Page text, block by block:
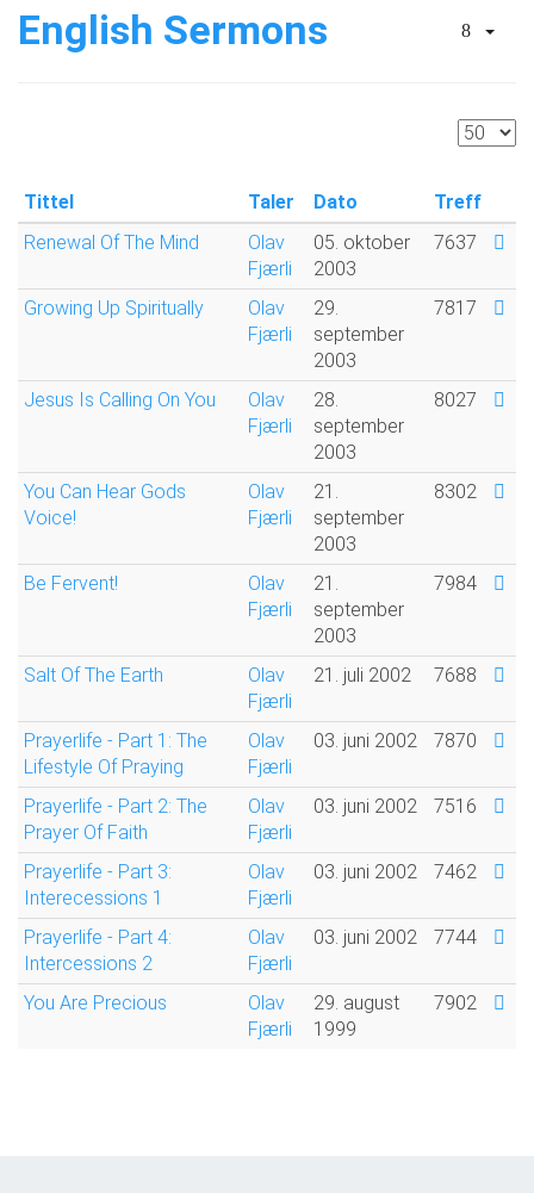
English Sermons
Vis
Tittel
Taler Dato
Treff
Renewal Of The Mind
Olav
Fjærli
05. oktober
2003
7637
Growing Up Spiritually
Olav
Fjærli
29.
september
2003
7817
Jesus Is Calling On You
Olav
Fjærli
28.
september
2003
8027
You Can Hear Gods
Voice!
Olav
Fjærli
21.
september
2003
8302
Be Fervent!
Olav
Fjærli
21.
september
2003
7984
Salt Of The Earth
Olav
Fjærli
21. juli 2002 7688
Prayerlife - Part 1: The
Lifestyle Of Praying
Olav
Fjærli
03. juni 2002 7870
Prayerlife - Part 2: The
Prayer Of Faith
Olav
Fjærli
03. juni 2002 7516
Prayerlife - Part 3:
Interecessions 1
Olav
Fjærli
03. juni 2002 7462
Prayerlife - Part 4:
Intercessions 2
Olav
Fjærli
03. juni 2002 7744
You Are Precious
Olav
Fjærli
29. august
1999
7902